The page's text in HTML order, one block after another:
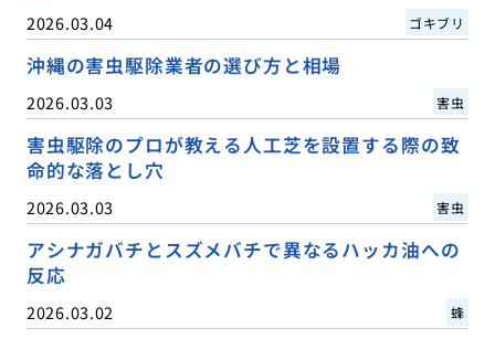
2026.03.04 ゴキブリ
沖縄の害虫駆除業者の選び方と相場
2026.03.03 害虫
害虫駆除のプロが教える人工芝を設置する際の致
命的な落とし穴
2026.03.03 害虫
アシナガバチとスズメバチで異なるハッカ油への
反応
2026.03.02 蜂